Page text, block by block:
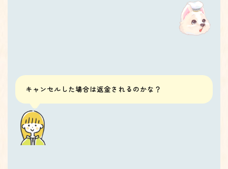
キャンセルした場合は返金されるのかな？